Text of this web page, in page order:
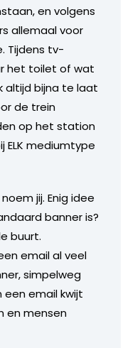
en volgens
allemaal voor
Tijdens tv-
het toilet of wat
altijd bijna te laat
de trein
op het station
ELK mediumtype
jij. Enig idee
banner is?
buurt.
email al veel
simpelweg
email kwijt
en mensen